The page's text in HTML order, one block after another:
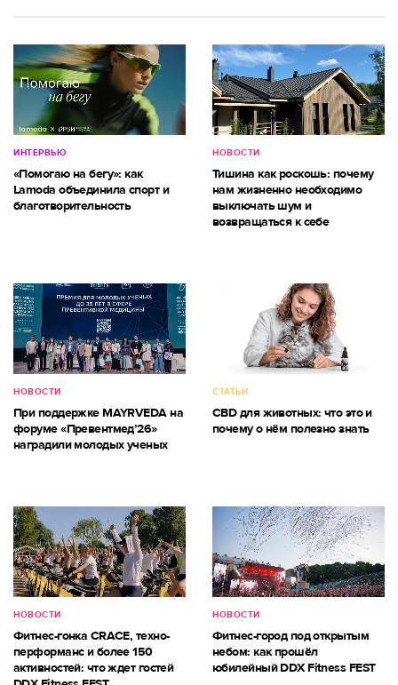
ИНТЕРВЬЮ
«Помогаю на бегу»: как
Lamoda объединила спорт и
благотворительность
НОВОСТИ
Тишина как роскошь: почему
нам жизненно необходимо
выключать шум и
возвращаться к себе
НОВОСТИ
При поддержке MAYRVEDA на
форуме «Превентмед’26»
наградили молодых ученых
СТАТЬИ
CBD для животных: что это и
почему о нём полезно знать
НОВОСТИ
Фитнес-гонка CRACE, техно-
перформанс и более 150
активностей: что ждет гостей
НОВОСТИ
Фитнес-город под открытым
небом: как прошёл
юбилейный DDX Fitness FEST